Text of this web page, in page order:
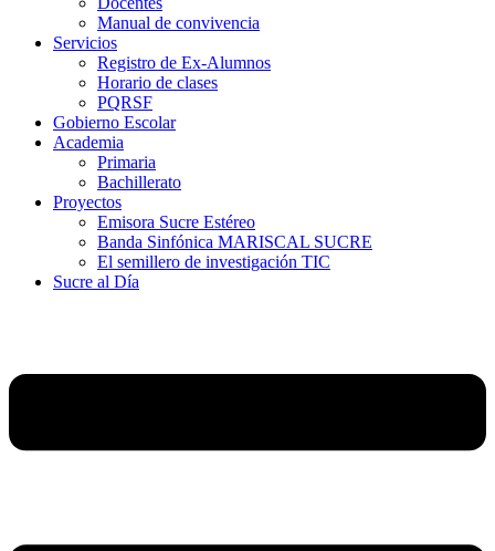
Manual de convivencia
Servicios
Registro de Ex-Alumnos
Horario de clases
PQRSF
Gobierno Escolar
Academia
Primaria
Bachillerato
Proyectos
Emisora Sucre Estéreo
Banda Sinfónica MARISCAL SUCRE
El semillero de investigación TIC
Sucre al Día